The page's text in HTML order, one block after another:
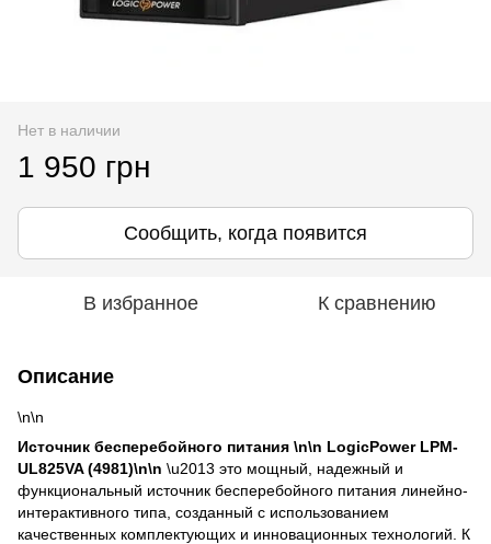
Нет в наличии
1 950 грн
Сообщить, когда появится
В избранное К сравнению
Описание
\n\n
Источник бесперебойного питания \n\n LogicPower LPM-
UL825VA (4981)\n\n \u2013 это мощный, надежный и
функциональный источник бесперебойного питания линейно-
интерактивного типа, созданный с использованием
качественных комплектующих и инновационных технологий. К